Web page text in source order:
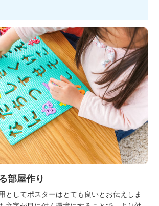
部屋作り
としてポスターはとても良いとお伝えしま